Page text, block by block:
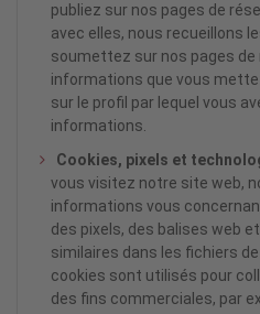
publiez sur nos pages de
avec elles, nous recueillons
soumettez sur nos pages de
informations que vous
sur le profil par lequel vous
informations.
Cookies, pixels et
vous visitez notre site web,
informations vous
des pixels, des balises web
similaires dans les fichiers
cookies sont utilisés pour
des fins commerciales, par